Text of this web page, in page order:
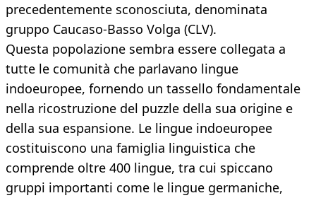
precedentemente sconosciuta, denominata
gruppo Caucaso-Basso Volga (CLV).
Questa popolazione sembra essere collegata a
tutte le comunità che parlavano lingue
indoeuropee, fornendo un tassello fondamentale
nella ricostruzione del puzzle della sua origine e
della sua espansione. Le lingue indoeuropee
costituiscono una famiglia linguistica che
comprende oltre 400 lingue, tra cui spiccano
gruppi importanti come le lingue germaniche,